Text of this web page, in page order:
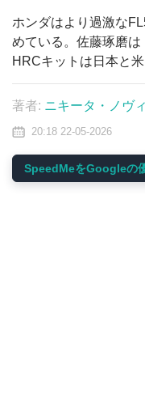
ホンダはより過激な
めている。佐藤琢磨は
HRCキットは日本と米
著者: ニキータ・ノヴ
20:18 22-05-2026
SpeedMeをGoogleの